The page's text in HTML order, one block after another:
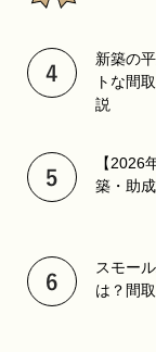
新築の
トな間
説
【2026
築・助
スモー
は？間